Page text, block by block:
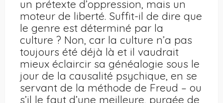
un prétexte d’oppression, mais un
moteur de liberté. Suffit-il de dire que
le genre est déterminé par la
culture ? Non, car la culture n’a pas
toujours été déjà là et il vaudrait
mieux éclaircir sa généalogie sous le
jour de la causalité psychique, en se
servant de la méthode de Freud – ou
s’il le faut d’une meilleure, purgée de